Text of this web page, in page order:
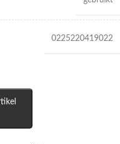
0225220419022